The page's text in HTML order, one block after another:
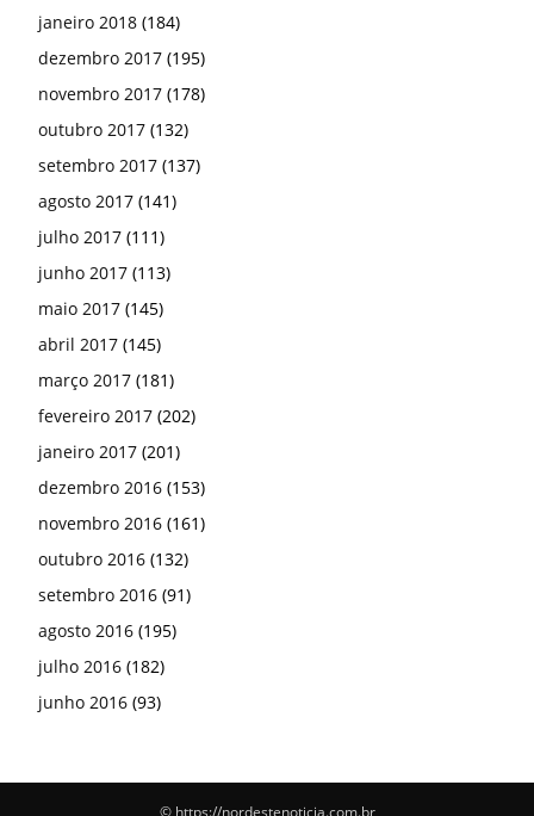
janeiro 2018 (184)
dezembro 2017 (195)
novembro 2017 (178)
outubro 2017 (132)
setembro 2017 (137)
agosto 2017 (141)
julho 2017 (111)
junho 2017 (113)
maio 2017 (145)
abril 2017 (145)
março 2017 (181)
fevereiro 2017 (202)
janeiro 2017 (201)
dezembro 2016 (153)
novembro 2016 (161)
outubro 2016 (132)
setembro 2016 (91)
agosto 2016 (195)
julho 2016 (182)
junho 2016 (93)